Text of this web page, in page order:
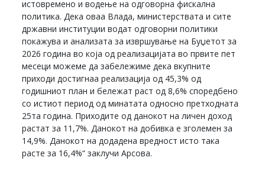
истовремено и водење на одговорна фискална
политика. Дека оваа Влада, министерствата и сите
државни институции водат одговорни политики
покажува и анализата за извршување на Буџетот за
2026 година во која од реализацијата во првите пет
месеци можеме да забележиме дека вкупните
приходи достигнаа реализација од 45,3% од
годишниот план и бележат раст од 8,6% споредбено
со истиот период од минатата односно претходната
25та година. Приходите од данокот на личен доход
растат за 11,7%. Данокот на добивка е зголемен за
14,9%. Данокот на додадена вредност исто така
расте за 16,4%“ заклучи Арсова.